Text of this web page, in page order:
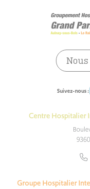
Suivez-nous :
Centre Hospitalier
Groupe Hospitalier